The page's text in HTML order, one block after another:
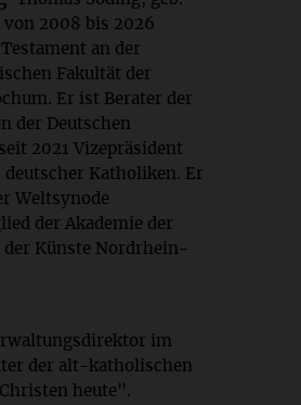
von 2008 bis 2026
an der
Fakultät der
Er ist Berater der
der Deutschen
2021 Vizepräsident
Katholiken. Er
Weltsynode
der Akademie der
der Künste Nordrhein-
im
der alt-katholischen
heute".